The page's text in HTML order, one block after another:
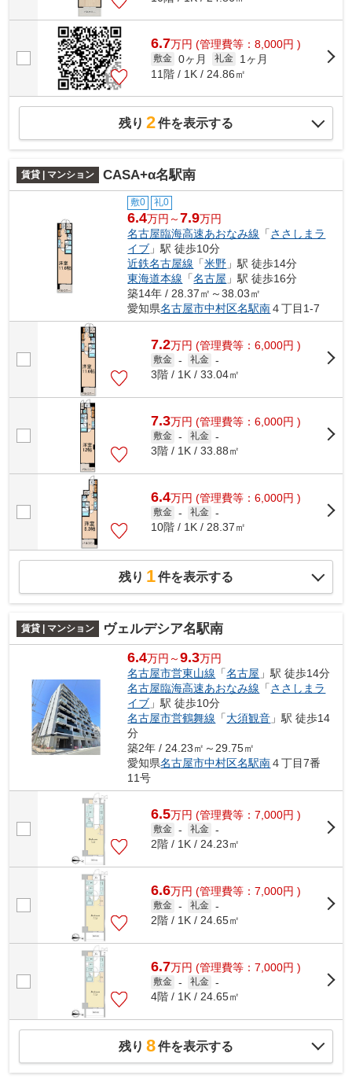
6.7万円 (管理費等：8,000円 )
敷金 0ヶ月 礼金
1ヶ月
11階 / 1K / 24.86㎡
残り 2件を表示する
賃貸 | マンション CASA+α名駅南
敷0 礼0
6.4万円～7.9万円
名古屋臨海高速あおなみ線 「ささしまラ
イブ 」駅 徒歩10分
近鉄名古屋線 「米野 」駅 徒歩14分
東海道本線 「名古屋 」駅 徒歩16分
築14年 / 28.37㎡～38.03㎡
愛知県名古屋市中村区名駅南４丁目1-7
7.2万円 (管理費等：6,000円 )
敷金 - 礼金 -
3階 / 1K / 33.04㎡
7.3万円 (管理費等：6,000円 )
敷金 - 礼金 -
3階 / 1K / 33.88㎡
6.4万円 (管理費等：6,000円 )
敷金 - 礼金 -
10階 / 1K / 28.37㎡
残り 1件を表示する
賃貸 | マンション ヴェルデシア名駅南
6.4万円～9.3万円
名古屋市営東山線 「名古屋 」駅 徒歩14分
名古屋臨海高速あおなみ線 「ささしまラ
イブ 」駅 徒歩10分
名古屋市営鶴舞線 「大須観音 」駅 徒歩14
分
築2年 / 24.23㎡～29.75㎡
愛知県名古屋市中村区名駅南４丁目7番
11号
6.5万円 (管理費等：7,000円 )
敷金 - 礼金 -
2階 / 1K / 24.23㎡
6.6万円 (管理費等：7,000円 )
敷金 - 礼金 -
2階 / 1K / 24.65㎡
6.7万円 (管理費等：7,000円 )
敷金 - 礼金 -
4階 / 1K / 24.65㎡
残り 8件を表示する